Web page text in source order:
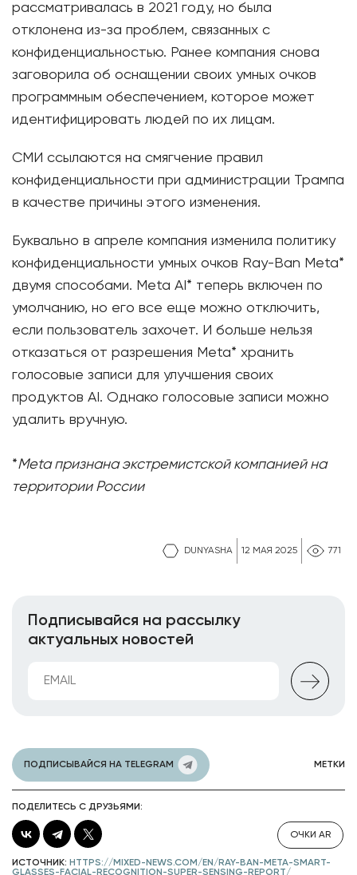
DUNYASHA 12 МАЯ 2025 771
рассматривалась в 2021 году, но была
отклонена из-за проблем, связанных с
конфиденциальностью. Ранее компания снова
заговорила об оснащении своих умных очков
программным обеспечением, которое может
идентифицировать людей по их лицам.
СМИ ссылаются на смягчение правил
конфиденциальности при администрации Трампа
в качестве причины этого изменения.
Буквально в апреле компания изменила политику
конфиденциальности умных очков Ray-Ban Meta*
двумя способами. Meta AI* теперь включен по
умолчанию, но его все еще можно отключить,
если пользователь захочет. И больше нельзя
отказаться от разрешения Meta* хранить
голосовые записи для улучшения своих
продуктов AI. Однако голосовые записи можно
удалить вручную.
*Meta признана экстремистской компанией на
территории России
Подписывайся на рассылку
актуальных новостей
ПОДПИСЫВАЙСЯ НА TELEGRAM МЕТКИ
ПОДЕЛИТЕСЬ С ДРУЗЬЯМИ:
ОЧКИ AR
ИСТОЧНИК: HTTPS://MIXED-NEWS.COM/EN/RAY-BAN-META-SMART-
GLASSES-FACIAL-RECOGNITION-SUPER-SENSING-REPORT/